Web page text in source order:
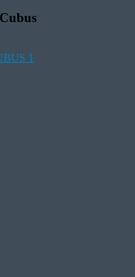
Cubus